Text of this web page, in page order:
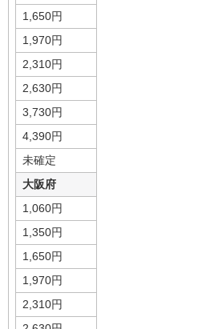
1,650円
1,970円
2,310円
2,630円
3,730円
4,390円
未確定
大阪府
1,060円
1,350円
1,650円
1,970円
2,310円